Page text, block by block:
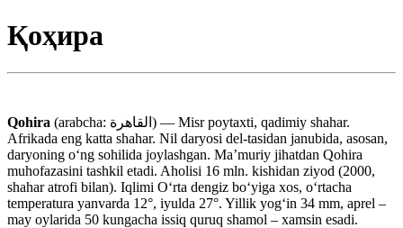
Қоҳира
Qohira (arabcha: القاهرة‎) — Misr poytaxti, qadimiy shahar.
Afrikada eng katta shahar. Nil daryosi del-tasidan janubida, asosan,
daryoning oʻng sohilida joylashgan. Maʼmuriy jihatdan Qohira
muhofazasini tashkil etadi. Aholisi 16 mln. kishidan ziyod (2000,
shahar atrofi bilan). Iqlimi Oʻrta dengiz boʻyiga xos, oʻrtacha
temperatura yanvarda 12°, iyulda 27°. Yillik yogʻin 34 mm, aprel –
may oylarida 50 kungacha issiq quruq shamol – xamsin esadi.